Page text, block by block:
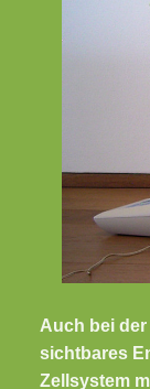
Auch bei
sichtbares
Zellsystem